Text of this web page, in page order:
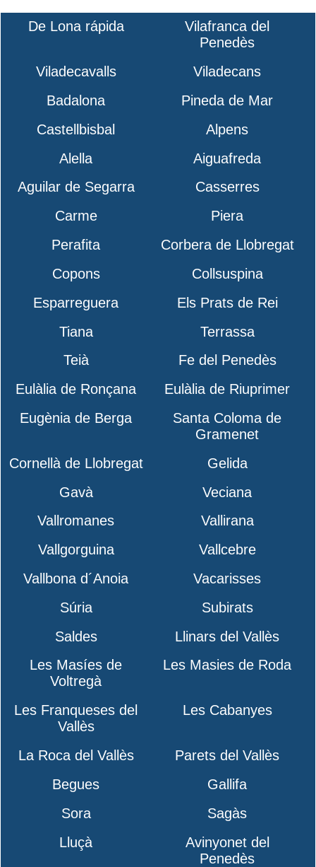
De Lona rápida
Vilafranca del
Penedès
Viladecavalls
Viladecans
Badalona
Pineda de Mar
Castellbisbal
Alpens
Alella
Aiguafreda
Aguilar de Segarra
Casserres
Carme
Piera
Perafita
Corbera de Llobregat
Copons
Collsuspina
Esparreguera
Els Prats de Rei
Tiana
Terrassa
Teià
Fe del Penedès
Eulàlia de Ronçana
Eulàlia de Riuprimer
Eugènia de Berga
Santa Coloma de
Gramenet
Cornellà de Llobregat
Gelida
Gavà
Veciana
Vallromanes
Vallirana
Vallgorguina
Vallcebre
Vallbona d´Anoia
Vacarisses
Súria
Subirats
Saldes
Llinars del Vallès
Les Masíes de
Voltregà
Les Masies de Roda
Les Franqueses del
Vallès
Les Cabanyes
La Roca del Vallès
Parets del Vallès
Begues
Gallifa
Sora
Sagàs
Lluçà
Avinyonet del
Penedès